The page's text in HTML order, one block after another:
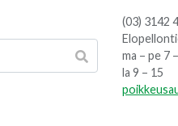
(03) 3142
ma – pe 7
la 9 – 15